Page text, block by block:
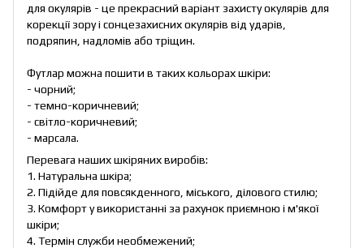
для окулярів - це прекрасний варіант захисту окулярів для
корекції зору і сонцезахисних окулярів від ударів,
подряпин, надломів або тріщин.
Футлар можна пошити в таких кольорах шкіри:
- чорний;
- темно-коричневий;
- світло-коричневий;
- марсала.
Перевага наших шкіряних виробів:
1. Натуральна шкіра;
2. Підійде для повсякденного, міського, ділового стилю;
3. Комфорт у використанні за рахунок приємною і м'якої
шкіри;
4. Термін служби необмежений;